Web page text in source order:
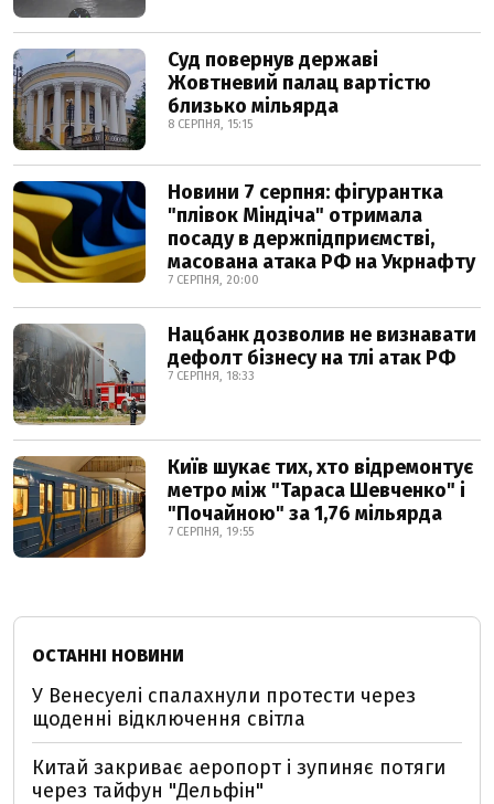
Суд повернув державі
Жовтневий палац вартістю
близько мільярда
8 СЕРПНЯ, 15:15
Новини 7 серпня: фігурантка
"плівок Міндіча" отримала
посаду в держпідприємстві,
масована атака РФ на Укрнафту
7 СЕРПНЯ, 20:00
Нацбанк дозволив не визнавати
дефолт бізнесу на тлі атак РФ
7 СЕРПНЯ, 18:33
Київ шукає тих, хто відремонтує
метро між "Тараса Шевченко" і
"Почайною" за 1,76 мільярда
7 СЕРПНЯ, 19:55
ОСТАННІ НОВИНИ
У Венесуелі спалахнули протести через
щоденні відключення світла
Китай закриває аеропорт і зупиняє потяги
через тайфун "Дельфін"